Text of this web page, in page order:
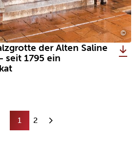
©
der Alten Saline
seit 1795 ein
1 2